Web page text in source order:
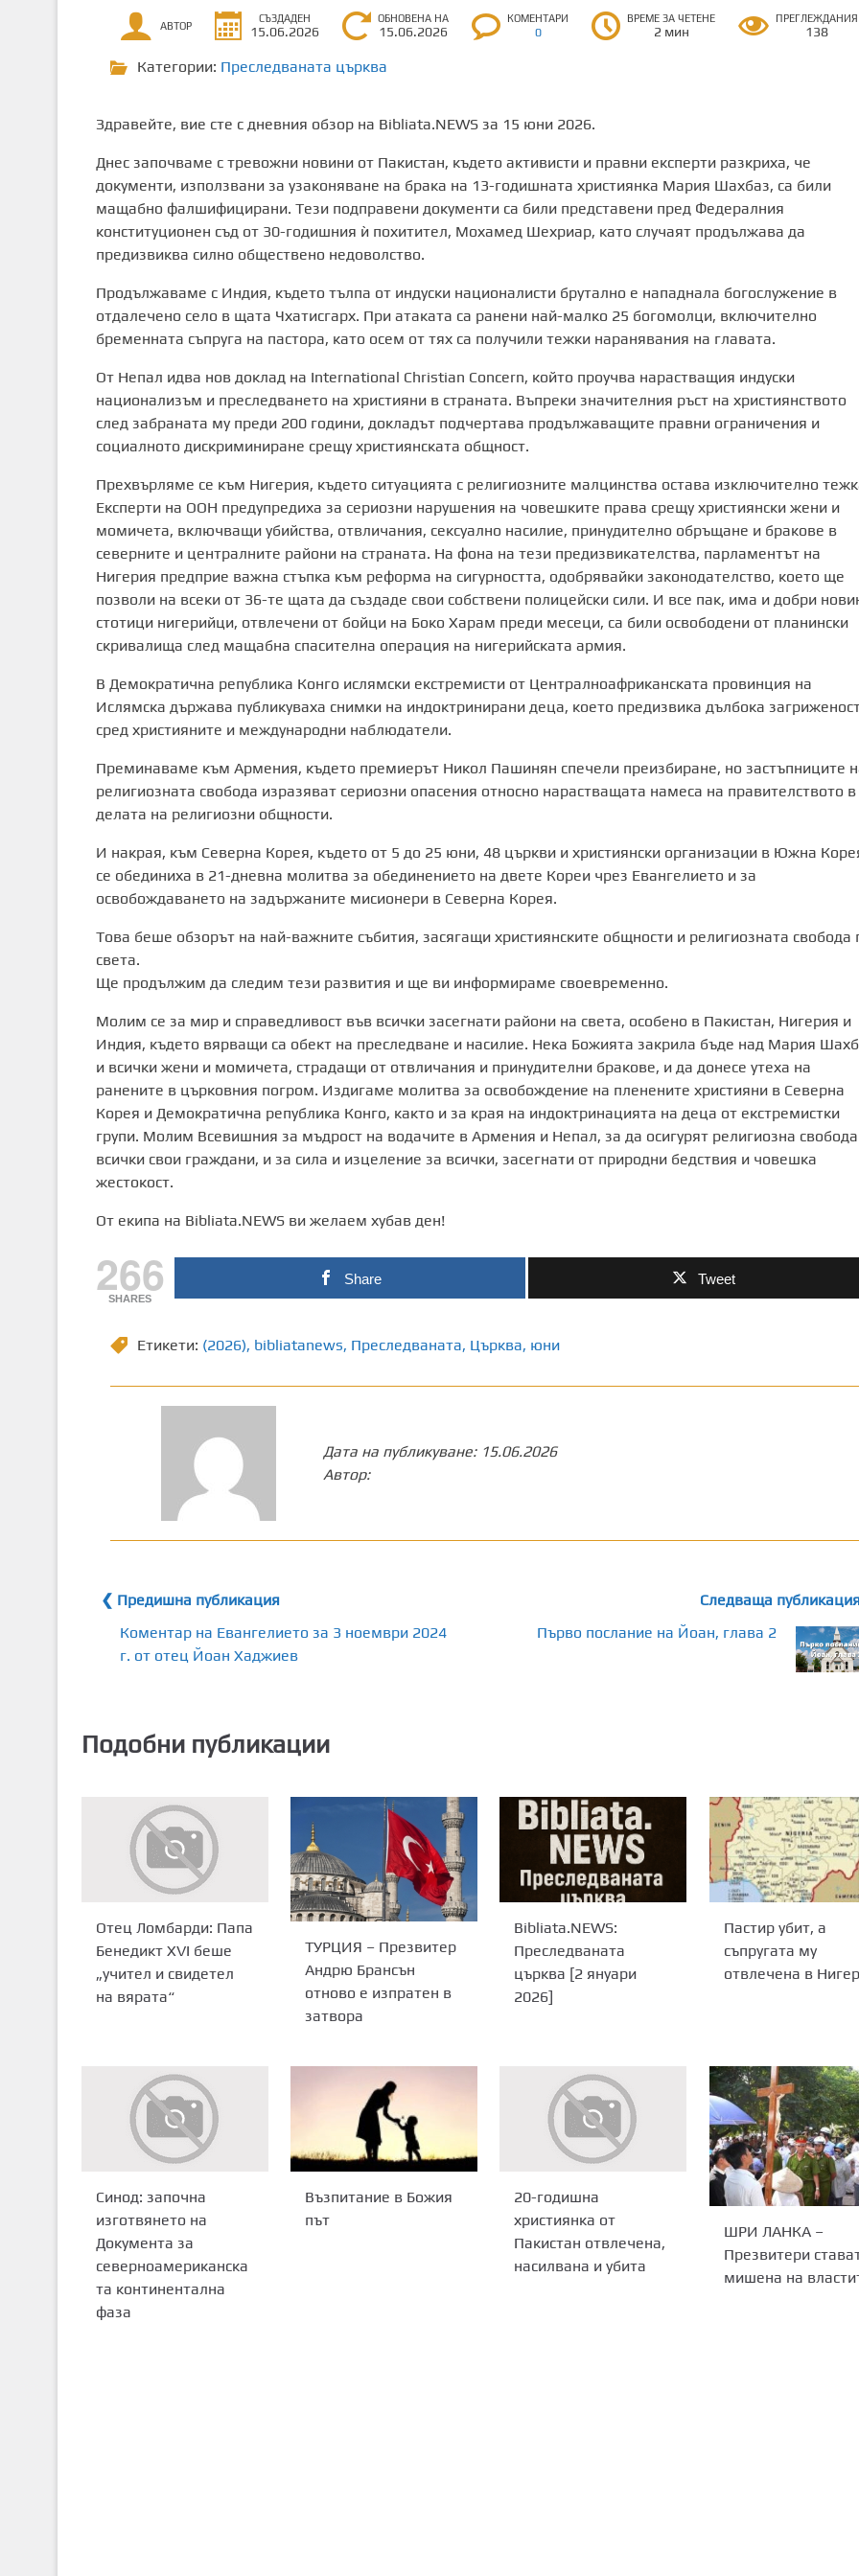
АВТОР
СЪЗДАДЕН
15.06.2026
ОБНОВЕНА НА
15.06.2026
КОМЕНТАРИ
0
ВРЕМЕ ЗА ЧЕТЕНЕ
2 мин
ПРЕГЛЕЖДАНИЯ
138
Категории: Преследваната църква
Здравейте, вие сте с дневния обзор на Bibliata.NEWS за 15 юни 2026.
Днес започваме с тревожни новини от Пакистан, където активисти и правни експерти разкриха, че
документи, използвани за узаконяване на брака на 13-годишната християнка Мария Шахбаз, са били
мащабно фалшифицирани. Тези подправени документи са били представени пред Федералния
конституционен съд от 30-годишния ѝ похитител, Мохамед Шехриар, като случаят продължава да
предизвиква силно обществено недоволство.
Продължаваме с Индия, където тълпа от индуски националисти брутално е нападнала богослужение в
отдалечено село в щата Чхатисгарх. При атаката са ранени най-малко 25 богомолци, включително
бременната съпруга на пастора, като осем от тях са получили тежки наранявания на главата.
От Непал идва нов доклад на International Christian Concern, който проучва нарастващия индуски
национализъм и преследването на християни в страната. Въпреки значителния ръст на християнството
след забраната му преди 200 години, докладът подчертава продължаващите правни ограничения и
социалното дискриминиране срещу християнската общност.
Прехвърляме се към Нигерия, където ситуацията с религиозните малцинства остава изключително
Експерти на ООН предупредиха за сериозни нарушения на човешките права срещу християнски жени и
момичета, включващи убийства, отвличания, сексуално насилие, принудително обръщане и бракове в
северните и централните райони на страната. На фона на тези предизвикателства, парламентът на
Нигерия предприе важна стъпка към реформа на сигурността, одобрявайки законодателство, което ще
позволи на всеки от 36-те щата да създаде свои собствени полицейски сили. И все пак, има и добри
стотици нигерийци, отвлечени от бойци на Боко Харам преди месеци, са били освободени от планински
скривалища след мащабна спасителна операция на нигерийската армия.
В Демократична република Конго ислямски екстремисти от Централноафриканската провинция на
Ислямска държава публикуваха снимки на индоктринирани деца, което предизвика дълбока
сред християните и международни наблюдатели.
Преминаваме към Армения, където премиерът Никол Пашинян спечели преизбиране, но застъпниците
религиозната свобода изразяват сериозни опасения относно нарастващата намеса на правителството в
делата на религиозни общности.
И накрая, към Северна Корея, където от 5 до 25 юни, 48 църкви и християнски организации в Южна
се обединиха в 21-дневна молитва за обединението на двете Кореи чрез Евангелието и за
освобождаването на задържаните мисионери в Северна Корея.
Това беше обзорът на най-важните събития, засягащи християнските общности и религиозната свобода
света.
Ще продължим да следим тези развития и ще ви информираме своевременно.
Молим се за мир и справедливост във всички засегнати райони на света, особено в Пакистан, Нигерия и
Индия, където вярващи са обект на преследване и насилие. Нека Божията закрила бъде над Мария
и всички жени и момичета, страдащи от отвличания и принудителни бракове, и да донесе утеха на
ранените в църковния погром. Издигаме молитва за освобождение на пленените християни в Северна
Корея и Демократична република Конго, както и за края на индоктринацията на деца от екстремистки
групи. Молим Всевишния за мъдрост на водачите в Армения и Непал, за да осигурят религиозна
всички свои граждани, и за сила и изцеление за всички, засегнати от природни бедствия и човешка
жестокост.
От екипа на Bibliata.NEWS ви желаем хубав ден!
266
SHARES
Share Tweet
Етикети: (2026), bibliatanews, Преследваната, Църква, юни
Дата на публикуване: 15.06.2026
Автор:
❮ Предишна публикация
Коментар на Евангелието за 3 ноември 2024
г. от отец Йоан Хаджиев
Следваща
Първо послание на Йоан, глава 2
Подобни публикации
Отец Ломбарди: Папа
Бенедикт XVI беше
„учител и свидетел
на вярата“
ТУРЦИЯ – Презвитер
Андрю Брансън
отново е изпратен в
затвора
Bibliata.NEWS:
Преследваната
църква [2 януари
2026]
Пастир убит, а
съпругата му
отвлечена в
Синод: започна
изготвянето на
Документа за
северноамериканска
та континентална
фаза
Възпитание в Божия
път
20-годишна
християнка от
Пакистан отвлечена,
насилвана и убита
ШРИ ЛАНКА –
Презвитери
мишена на